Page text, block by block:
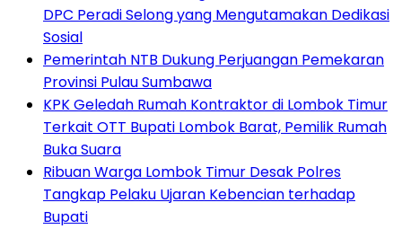
DPC Peradi Selong yang Mengutamakan Dedikasi
Sosial
Pemerintah NTB Dukung Perjuangan Pemekaran
Provinsi Pulau Sumbawa
KPK Geledah Rumah Kontraktor di Lombok Timur
Terkait OTT Bupati Lombok Barat, Pemilik Rumah
Buka Suara
Ribuan Warga Lombok Timur Desak Polres
Tangkap Pelaku Ujaran Kebencian terhadap
Bupati